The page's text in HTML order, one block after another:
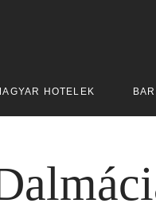
HOTELEK